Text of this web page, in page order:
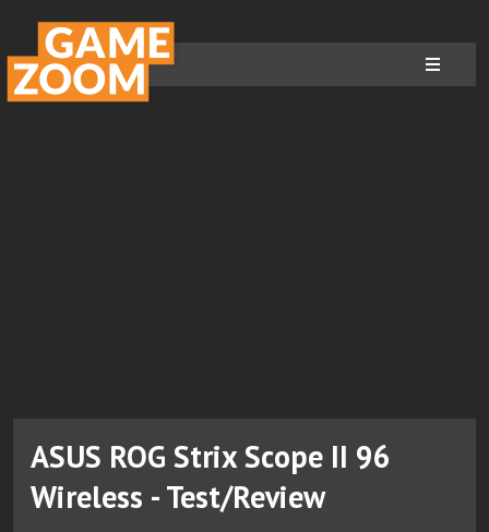
ASUS ROG Strix Scope II 96
Wireless - Test/Review